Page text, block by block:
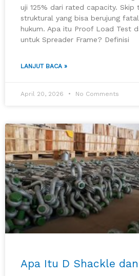
uji 125% dari rated capacity. Skip
struktural yang bisa berujung
hukum. Apa itu Proof Load Test
untuk Spreader Frame? Definisi
LANJUT BACA »
April 20, 2026 No Comments
Apa Itu D Shackle